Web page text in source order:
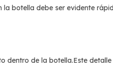
botella debe ser evidente
de la botella.Este detalle